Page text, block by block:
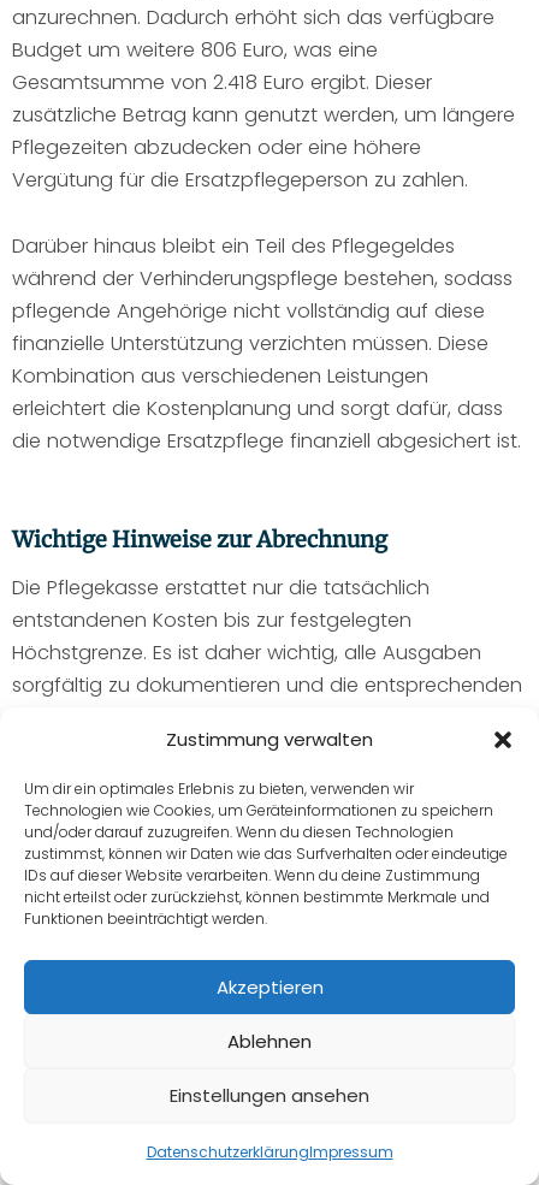
Zustimmung verwalten
Um dir ein optimales Erlebnis zu bieten, verwenden wir
Technologien wie Cookies, um Geräteinformationen zu speichern
und/oder darauf zuzugreifen. Wenn du diesen Technologien
zustimmst, können wir Daten wie das Surfverhalten oder eindeutige
IDs auf dieser Website verarbeiten. Wenn du deine Zustimmung
nicht erteilst oder zurückziehst, können bestimmte Merkmale und
Funktionen beeinträchtigt werden.
Akzeptieren
Ablehnen
Einstellungen ansehen
DatenschutzerklärungImpressum
anzurechnen. Dadurch erhöht sich das verfügbare
Budget um weitere 806 Euro, was eine
Gesamtsumme von 2.418 Euro ergibt. Dieser
zusätzliche Betrag kann genutzt werden, um längere
Pflegezeiten abzudecken oder eine höhere
Vergütung für die Ersatzpflegeperson zu zahlen.
Darüber hinaus bleibt ein Teil des Pflegegeldes
während der Verhinderungspflege bestehen, sodass
pflegende Angehörige nicht vollständig auf diese
finanzielle Unterstützung verzichten müssen. Diese
Kombination aus verschiedenen Leistungen
erleichtert die Kostenplanung und sorgt dafür, dass
die notwendige Ersatzpflege finanziell abgesichert ist.
Wichtige Hinweise zur Abrechnung
Die Pflegekasse erstattet nur die tatsächlich
entstandenen Kosten bis zur festgelegten
Höchstgrenze. Es ist daher wichtig, alle Ausgaben
sorgfältig zu dokumentieren und die entsprechenden
Kosten zählen neben dem Stundenlohn oder der
Vergütung für die Ersatzpflegeperson auch
Fahrtkosten, wenn diese in direktem Zusammenhang
mit der Pflege stehen.
Je nach Pflegekasse kann die Auszahlung direkt an
Antragsteller erfolgen. Es empfiehlt sich, im Vorfeld
mit der Pflegekasse abzuklären, welche
Abrechnungsmodalitäten gelten und welche
reibungslose Kostenübernahme sicherzustellen.